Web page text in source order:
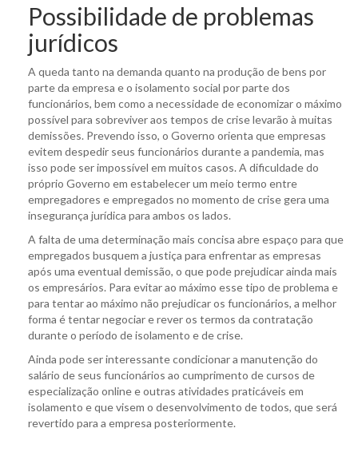
Possibilidade de problemas
jurídicos
A queda tanto na demanda quanto na produção de bens por
parte da empresa e o isolamento social por parte dos
funcionários, bem como a necessidade de economizar o máximo
possível para sobreviver aos tempos de crise levarão à muitas
demissões. Prevendo isso, o Governo orienta que empresas
evitem despedir seus funcionários durante a pandemia, mas
isso pode ser impossível em muitos casos. A dificuldade do
próprio Governo em estabelecer um meio termo entre
empregadores e empregados no momento de crise gera uma
insegurança jurídica para ambos os lados.
A falta de uma determinação mais concisa abre espaço para que
empregados busquem a justiça para enfrentar as empresas
após uma eventual demissão, o que pode prejudicar ainda mais
os empresários. Para evitar ao máximo esse tipo de problema e
para tentar ao máximo não prejudicar os funcionários, a melhor
forma é tentar negociar e rever os termos da contratação
durante o período de isolamento e de crise.
Ainda pode ser interessante condicionar a manutenção do
salário de seus funcionários ao cumprimento de cursos de
especialização online e outras atividades praticáveis em
isolamento e que visem o desenvolvimento de todos, que será
revertido para a empresa posteriormente.